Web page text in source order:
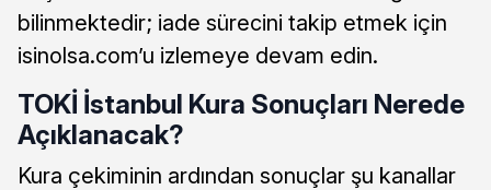
bilinmektedir; iade sürecini takip etmek için
isinolsa.com’u izlemeye devam edin.
TOKİ İstanbul Kura Sonuçları Nerede
Açıklanacak?
Kura çekiminin ardından sonuçlar şu kanallar